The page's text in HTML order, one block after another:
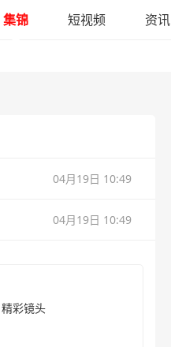
集锦 短视频 资讯
04月19日 10:49
04月19日 10:49
彩镜头